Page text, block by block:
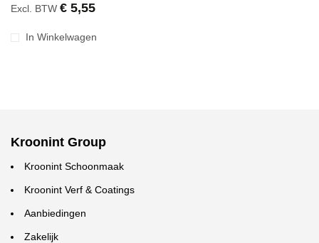
Excl. BTW € 5,55
In Winkelwagen
Kroonint Group
Kroonint Schoonmaak
Kroonint Verf & Coatings
Aanbiedingen
Zakelijk